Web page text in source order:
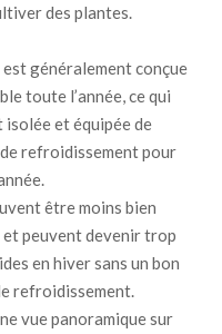
des plantes.
généralement conçue
toute l’année, ce qui
isolée et équipée de
refroidissement pour
être moins bien
peuvent devenir trop
en hiver sans un bon
refroidissement.
vue panoramique sur